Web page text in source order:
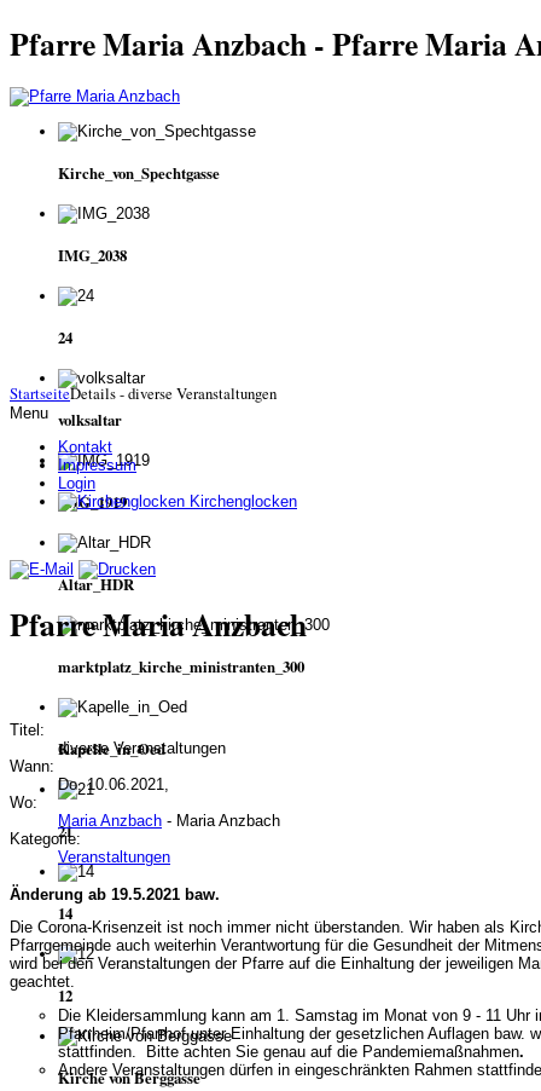
Pfarre Maria Anzbach - Pfarre Maria
Kirche_von_Spechtgasse
IMG_2038
24
volksaltar
IMG_1919
Altar_HDR
marktplatz_kirche_ministranten_300
Kapelle_in_Oed
21
14
12
Kirche von Berggasse
StartseiteDetails - diverse Veranstaltungen
Menu
Kontakt
Impressum
Login
Kirchenglocken
Pfarre Maria Anzbach
Titel:
diverse Veranstaltungen
Wann:
Do, 10.06.2021,
Wo:
Maria Anzbach - Maria Anzbach
Kategorie:
Veranstaltungen
Änderung ab 19.5.2021 baw.
Die Corona-Krisenzeit ist noch immer nicht überstanden. Wir haben als
Pfarrgemeinde auch weiterhin Verantwortung für die Gesundheit der
wird bei den Veranstaltungen der Pfarre auf die Einhaltung der jeweiligen
geachtet.
Die Kleidersammlung kann am 1. Samstag im Monat von 9 - 11 Uhr
Pfarrheim/Pfarrhof unter Einhaltung der gesetzlichen Auflagen baw.
stattfinden.
Bitte achten Sie genau auf die Pandemiemaßnahmen.
Andere Veranstaltungen dürfen in eingeschränkten Rahmen